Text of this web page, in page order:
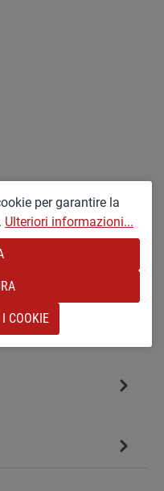
per garantire la
Ulteriori informazioni...
COOKIE